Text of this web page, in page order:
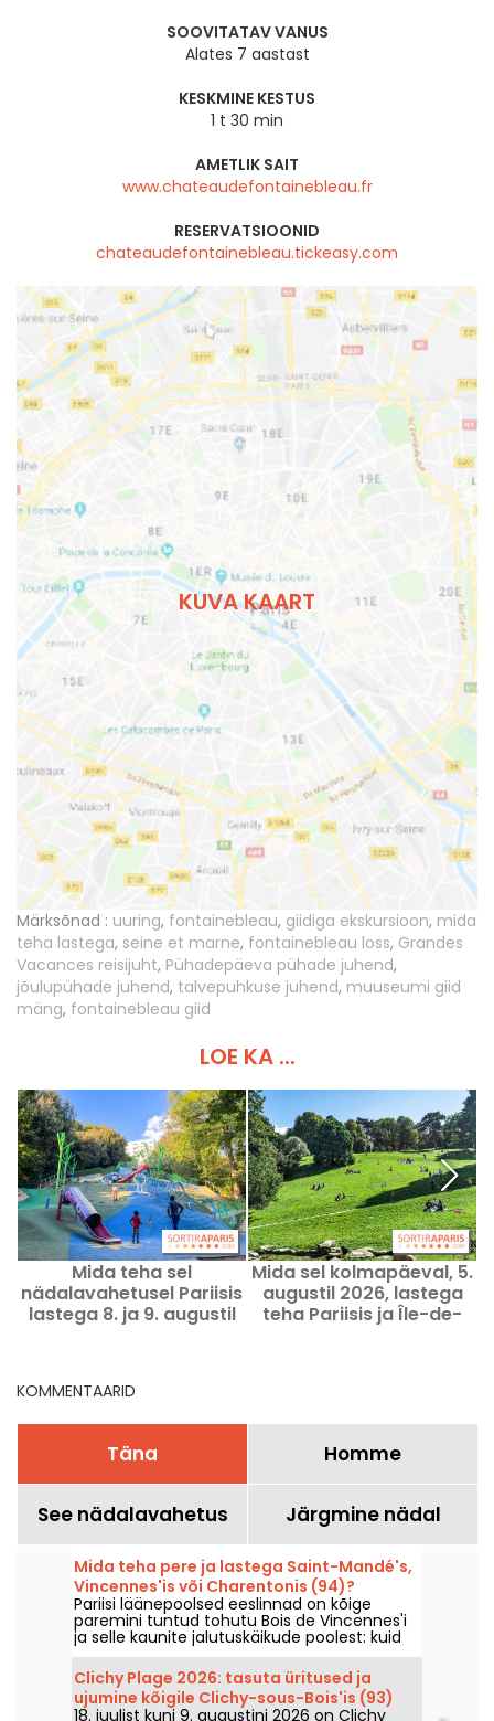
SOOVITATAV VANUS
Alates 7 aastast
KESKMINE KESTUS
1 t 30 min
AMETLIK SAIT
www.chateaudefontainebleau.fr
RESERVATSIOONID
chateaudefontainebleau.tickeasy.com
KUVA KAART
Märksõnad : uuring, fontainebleau, giidiga ekskursioon, mida
teha lastega, seine et marne, fontainebleau loss, Grandes
Vacances reisijuht, Pühadepäeva pühade juhend,
jõulupühade juhend, talvepuhkuse juhend, muuseumi giid
mäng, fontainebleau giid
LOE KA ...
Mida teha sel
nädalavahetusel Pariisis
lastega 8. ja 9. augustil
Mida sel kolmapäeval, 5.
augustil 2026, lastega
teha Pariisis ja Île-de-
KOMMENTAARID
Täna Homme
See nädalavahetus Järgmine nädal
Mida teha pere ja lastega Saint-Mandé's,
Vincennes'is või Charentonis (94)?
Pariisi läänepoolsed eeslinnad on kõige
paremini tuntud tohutu Bois de Vincennes'i
ja selle kaunite jalutuskäikude poolest: kuid
pealinna lääneosas on veelgi rohkem, sest
seal on mõned suurepärased pereretked,
eriti Vincennes'i, Saint-Mandé ja Charentoni
linnades.
Clichy Plage 2026: tasuta üritused ja
ujumine kõigile Clichy-sous-Bois'is (93)
18. juulist kuni 9. augustini 2026 on Clichy